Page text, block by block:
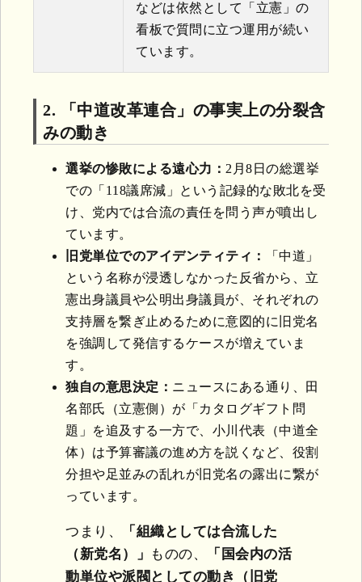
などは依然として「立憲」の
看板で質問に立つ運用が続い
ています。
2. 「中道改革連合」の事実上の分裂含
みの動き
選挙の惨敗による遠心力： 2月8日の総選挙
での「118議席減」という記録的な敗北を受
け、党内では合流の責任を問う声が噴出し
ています。
旧党単位でのアイデンティティ：
「中道」
という名称が浸透しなかった反省から、立
憲出身議員や公明出身議員が、それぞれの
支持層を繋ぎ止めるために意図的に旧党名
を強調して発信するケースが増えていま
す。
独自の意思決定： ニュースにある通り、田
名部氏（立憲側）が「カタログギフト問
題」を追及する一方で、小川代表（中道全
体）は予算審議の進め方を説くなど、役割
分担や足並みの乱れが旧党名の露出に繋が
っています。
つまり、
「組織としては合流した
（新党名）」
ものの、
「国会内の活
動単位や派閥としての動き（旧党